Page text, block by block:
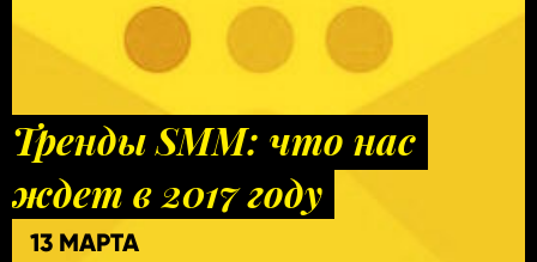
Тренды SMM: что нас
ждет в 2017 году
13 МАРТА